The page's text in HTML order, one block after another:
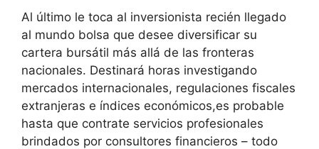
Al último le toca al inversionista recién llegado
al mundo bolsa que desee diversificar su
cartera bursátil más allá de las fronteras
nacionales. Destinará horas investigando
mercados internacionales, regulaciones fiscales
extranjeras e índices económicos,es probable
hasta que contrate servicios profesionales
brindados por consultores financieros – todo